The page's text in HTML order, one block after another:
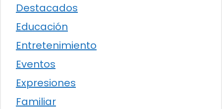
Destacados
Educación
Entretenimiento
Eventos
Expresiones
Familiar